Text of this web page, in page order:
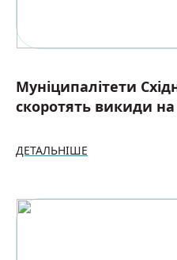
Муніципалітети
скоротять викиди на
ДЕТАЛЬНІШЕ